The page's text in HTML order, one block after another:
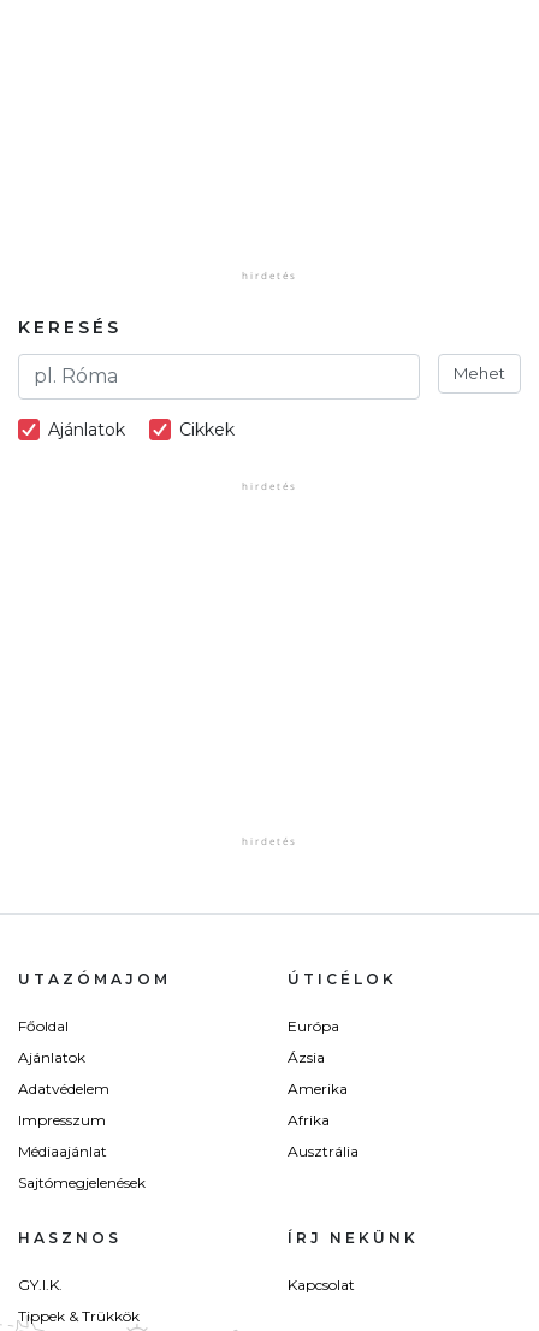
KERESÉS
Mehet
Ajánlatok Cikkek
UTAZÓMAJOM
Főoldal
Ajánlatok
Adatvédelem
Impresszum
Médiaajánlat
Sajtómegjelenések
ÚTICÉLOK
Európa
Ázsia
Amerika
Afrika
Ausztrália
HASZNOS
GY.I.K.
Tippek & Trükkök
ÍRJ NEKÜNK
Kapcsolat